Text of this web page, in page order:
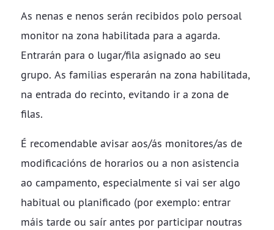
As nenas e nenos serán recibidos polo persoal
monitor na zona habilitada para a agarda.
Entrarán para o lugar/fila asignado ao seu
grupo. As familias esperarán na zona habilitada,
na entrada do recinto, evitando ir a zona de
filas.
É recomendable avisar aos/ás monitores/as de
modificacións de horarios ou a non asistencia
ao campamento, especialmente si vai ser algo
habitual ou planificado (por exemplo: entrar
máis tarde ou saír antes por participar noutras